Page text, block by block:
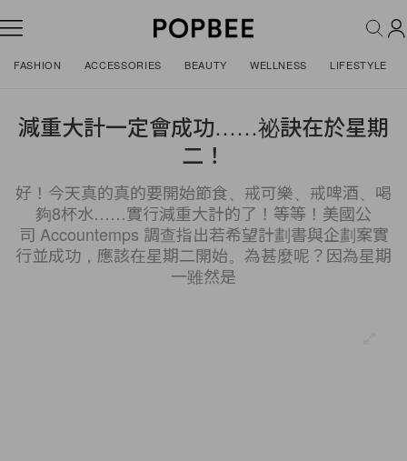
FASHION ACCESSORIES BEAUTY WELLNESS LIFESTYLE
減重大計一定會成功……祕訣在於星期
二！
好！今天真的真的要開始節食、戒可樂、戒啤酒、喝
夠8杯水……實行減重大計的了！等等！美國公
司 Accountemps 調查指出若希望計劃書與企劃案實
行並成功，應該在星期二開始。為甚麼呢？因為星期
一雖然是